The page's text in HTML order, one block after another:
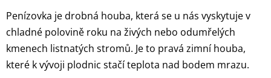
Penízovka je drobná houba, která se u nás vyskytuje v
chladné polovině roku na živých nebo odumřelých
kmenech listnatých stromů. Je to pravá zimní houba,
které k vývoji plodnic stačí teplota nad bodem mrazu.